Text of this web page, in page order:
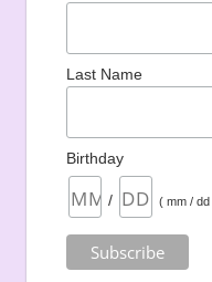
Last Name
Birthday
/ ( mm / dd